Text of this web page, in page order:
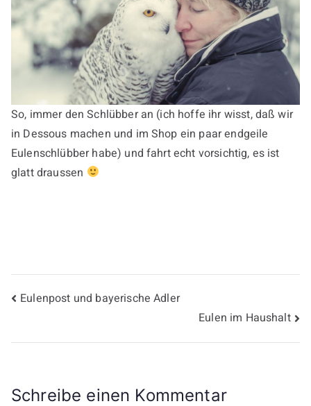
So, immer den Schlübber an (ich hoffe ihr wisst, daß wir
in Dessous machen und im Shop ein paar endgeile
Eulenschlübber habe) und fahrt echt vorsichtig, es ist
glatt draussen
Beitragsnavigation
Eulenpost und bayerische Adler
Eulen im Haushalt
Schreibe einen Kommentar